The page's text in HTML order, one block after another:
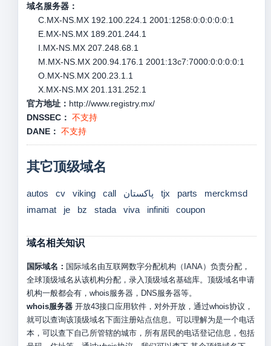
域名服务器：
C.MX-NS.MX 192.100.224.1 2001:1258:0:0:0:0:0:1
E.MX-NS.MX 189.201.244.1
I.MX-NS.MX 207.248.68.1
M.MX-NS.MX 200.94.176.1 2001:13c7:7000:0:0:0:0:1
O.MX-NS.MX 200.23.1.1
X.MX-NS.MX 201.131.252.1
官方地址： http://www.registry.mx/
DNSSEC： 不支持
DANE： 不支持
其它顶级域名
autos cv viking call پاکستان tjx parts
merckmsd
imamat
je bz stada viva infiniti coupon
域名相关知识
国际域名： 国际域名由互联网数字分配机构（IANA）负责分配，
全球顶级域名从该机构分配，录入顶级域名基础库。顶级域名申请
机构一般都会有，whois服务器，DNS服务器等。
whois服务器开放43接口应用软件，对外开放，通过whois协议，
就可以查询该顶级域名下面注册站点信息。可以理解为是一个电话
本，可以查下自己所管辖的城市，所有居民的电话登记信息，包括